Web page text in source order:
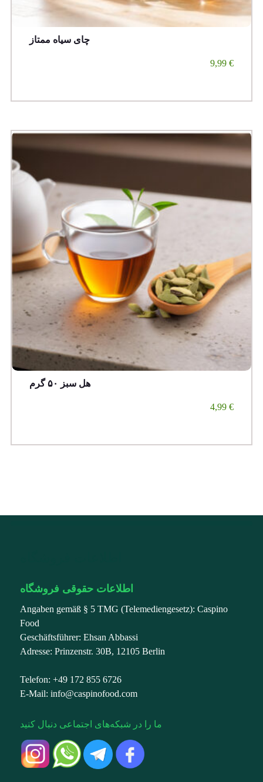
چای سیاه ممتاز
€
9,99
هل سبز ۵۰ گرم
€
4,99
اطلاعات حقوقی فروشگاه
Angaben gemäß § 5 TMG (Telemediengesetz): Caspino
Food
Geschäftsführer: Ehsan Abbassi
Adresse: Prinzenstr. 30B, 12105 Berlin
Telefon: +49 172 855 6726
E-Mail: info@caspinofood.com
ما را در شبکه‌های اجتماعی دنبال کنید